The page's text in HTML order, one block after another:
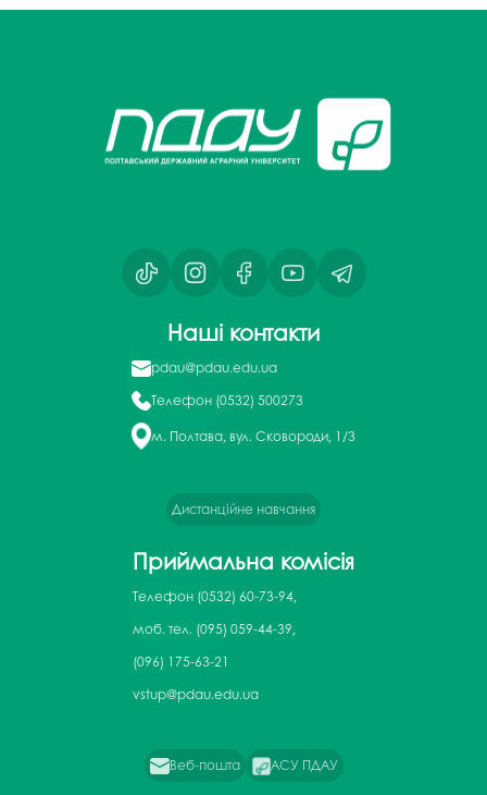
Наші контакти
pdau@pdau.edu.ua
Телефон (0532) 500273
м. Полтава, вул. Сковороди, 1/3
Дистанційне навчання
Приймальна комісія
Телефон (0532) 60-73-94,
моб. тел. (095) 059-44-39,
(096) 175-63-21
vstup@pdau.edu.ua
Веб-пошта АСУ ПДАУ